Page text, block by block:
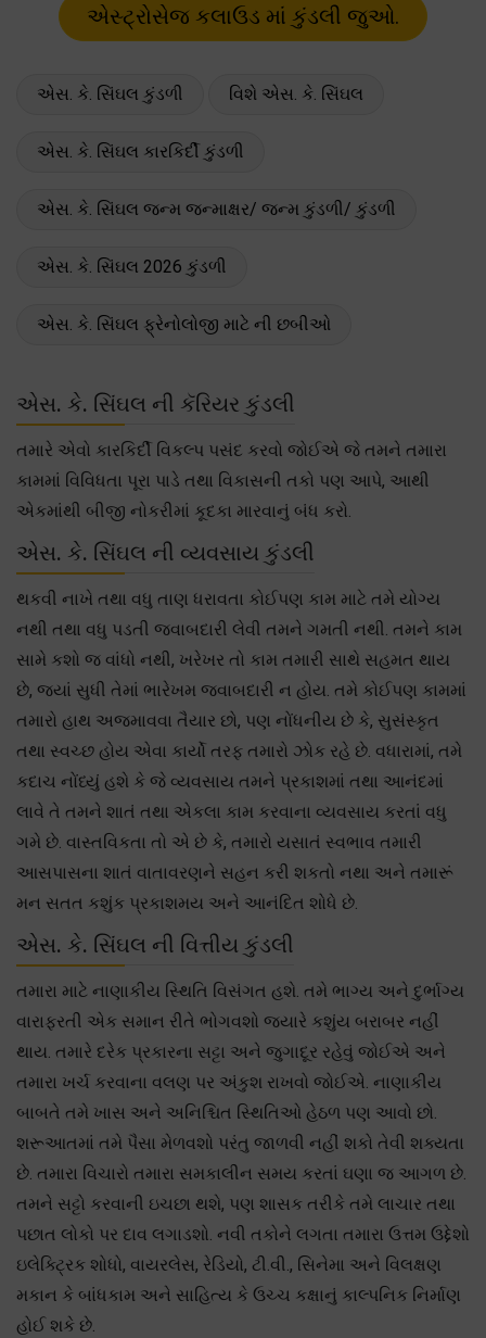
એસ. કે. સિંઘલ કુંડળી વિશે એસ. કે. સિંઘલ
એસ. કે. સિંઘલ કારકિર્દી કુંડળી
એસ. કે. સિંઘલ જન્મ જન્માક્ષર/ જન્મ કુંડળી/ કુંડળી
એસ. કે. સિંઘલ 2026 કુંડળી
એસ. કે. સિંઘલ ફ્રેનોલોજી માટે ની છબીઓ
એસ. કે. સિંઘલ ની કૅરિયર કુંડલી
તમારે એવો કારકિર્દી વિકલ્પ પસંદ કરવો જોઈએ જે તમને તમારા
કામમાં વિવિધતા પૂરા પાડે તથા વિકાસની તકો પણ આપે, આથી
એકમાંથી બીજી નોકરીમાં કૂદકા મારવાનું બંધ કરો.
એસ. કે. સિંઘલ ની વ્યવસાય કુંડલી
થકવી નાખે તથા વધુ તાણ ધરાવતા કોઈપણ કામ માટે તમે યોગ્ય
નથી તથા વધુ પડતી જવાબદારી લેવી તમને ગમતી નથી. તમને કામ
સામે કશો જ વાંધો નથી, ખરેખર તો કામ તમારી સાથે સહમત થાય
છે, જ્યાં સુધી તેમાં ભારેખમ જવાબદારી ન હોય. તમે કોઈપણ કામમાં
તમારો હાથ અજમાવવા તૈયાર છો, પણ નોંધનીય છે કે, સુસંસ્કૃત
તથા સ્વચ્છ હોય એવા કાર્યો તરફ તમારો ઝોક રહે છે. વધારામાં, તમે
કદાચ નોંધ્યું હશે કે જે વ્યવસાય તમને પ્રકાશમાં તથા આનંદમાં
લાવે તે તમને શાતં તથા એકલા કામ કરવાના વ્યવસાય કરતાં વધુ
ગમે છે. વાસ્તવિકતા તો એ છે કે, તમારો યસાતં સ્વભાવ તમારી
આસપાસના શાતં વાતાવરણને સહન કરી શકતો નથા અને તમારૂં
મન સતત કશુંક પ્રકાશમય અને આનંદિત શોધે છે.
એસ. કે. સિંઘલ ની વિત્તીય કુંડલી
તમારા માટે નાણાકીય સ્થિતિ વિસંગત હશે. તમે ભાગ્ય અને દુર્ભાગ્ય
વારાફરતી એક સમાન રીતે ભોગવશો જ્યારે કશુંય બરાબર નહીં
થાય. તમારે દરેક પ્રકારના સટ્ટા અને જુગાદૂર રહેવું જોઈએ અને
તમારા ખર્ચ કરવાના વલણ પર અંકુશ રાખવો જોઈએ. નાણાકીય
બાબતે તમે ખાસ અને અનિશ્ચિત સ્થિતિઓ હેઠળ પણ આવો છો.
શરૂઆતમાં તમે પૈસા મેળવશો પરંતુ જાળવી નહીં શકો તેવી શક્યતા
છે. તમારા વિચારો તમારા સમકાલીન સમય કરતાં ઘણા જ આગળ છે.
તમને સટ્ટો કરવાની ઇચછા થશે, પણ શાસક તરીકે તમે લાચાર તથા
પછાત લોકો પર દાવ લગાડશો. નવી તકોને લગતા તમારા ઉત્તમ ઉદ્દેશો
ઇલેક્ટ્રિક શોધો, વાયરલેસ, રેડિયો, ટી.વી., સિનેમા અને વિલક્ષણ
મકાન કે બાંધકામ અને સાહિત્ય કે ઉચ્ચ કક્ષાનું કાલ્પનિક નિર્માણ
હોઈ શકે છે.